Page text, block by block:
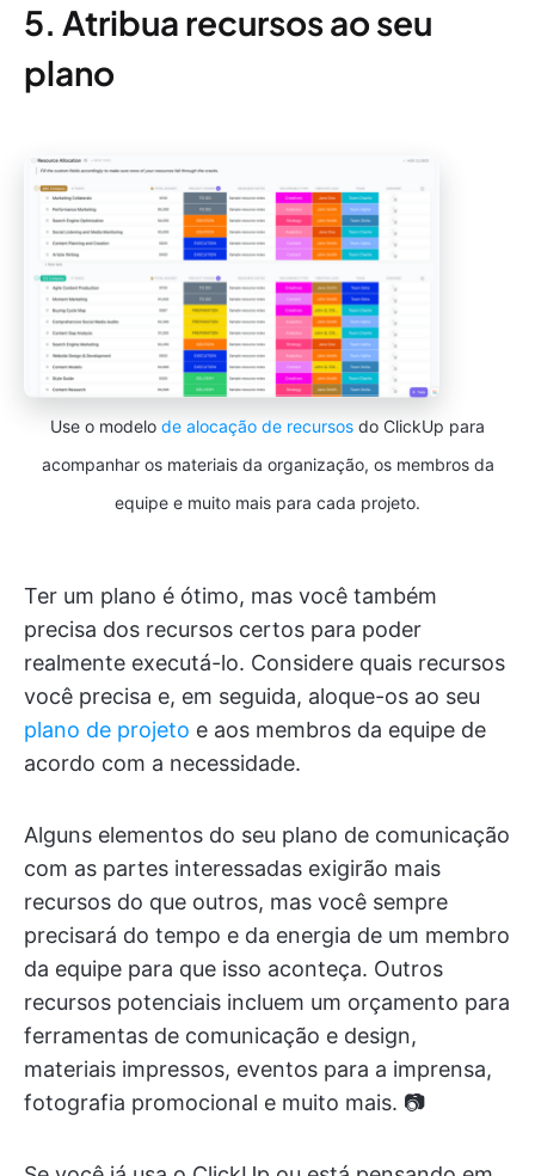
5. Atribua recursos ao seu
plano
Use o modelo de alocação de recursos do ClickUp para
acompanhar os materiais da organização, os membros da
equipe e muito mais para cada projeto.
Ter um plano é ótimo, mas você também
precisa dos recursos certos para poder
realmente executá-lo. Considere quais recursos
você precisa e, em seguida, aloque-os ao seu
plano de projeto e aos membros da equipe de
acordo com a necessidade.
Alguns elementos do seu plano de comunicação
com as partes interessadas exigirão mais
recursos do que outros, mas você sempre
precisará do tempo e da energia de um membro
da equipe para que isso aconteça. Outros
recursos potenciais incluem um orçamento para
ferramentas de comunicação e design,
materiais impressos, eventos para a imprensa,
fotografia promocional e muito mais. 📷